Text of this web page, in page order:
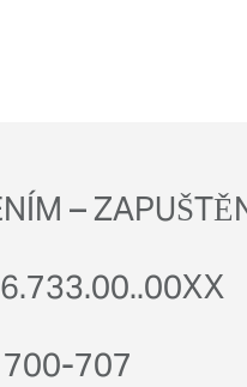
–
700-707